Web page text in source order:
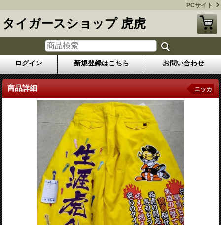
PCサイト
タイガースショップ 虎虎
ログイン 新規登録はこちら お問い合わせ
商品詳細 ニッカ